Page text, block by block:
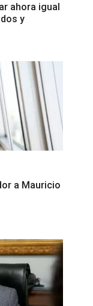
ahora igual
y
a Mauricio